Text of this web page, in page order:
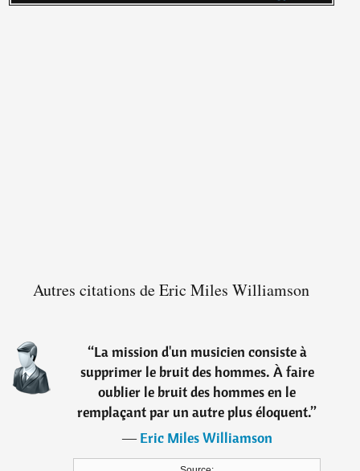
Autres citations de Eric Miles Williamson
“La mission d'un musicien consiste à
supprimer le bruit des hommes. À faire
oublier le bruit des hommes en le
remplaçant par un autre plus éloquent.”
―Eric Miles Williamson